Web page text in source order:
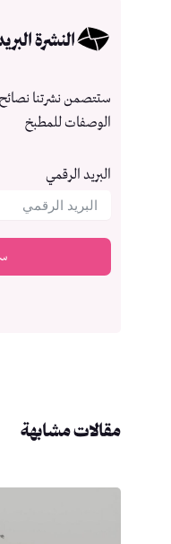
النشرة
ستتصمن نشرتنا
الوصفات للمطبخ
البريد الرقمي
مقالات مشابهة